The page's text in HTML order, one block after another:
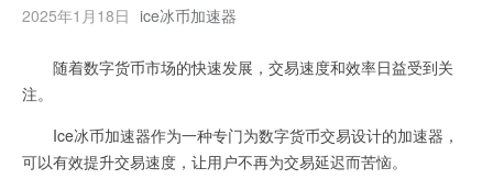
2025年1月18日 ice冰币加速器
随着数字货币市场的快速发展，交易速度和效率日益受到关
注。
Ice冰币加速器作为一种专门为数字货币交易设计的加速器，
可以有效提升交易速度，让用户不再为交易延迟而苦恼。